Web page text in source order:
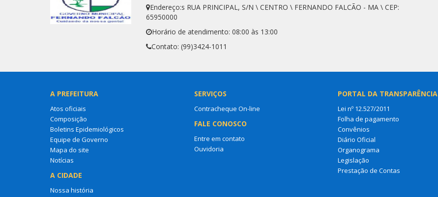
Endereço:s RUA PRINCIPAL, S/N \ CENTRO \ FERNANDO FALCÃO - MA \ CEP:
65950000
Horário de atendimento: 08:00 às 13:00
Contato: (99)3424-1011
A PREFEITURA
Atos oficiais
Composição
Boletins Epidemiológicos
Equipe de Governo
Mapa do site
Notícias
A CIDADE
Nossa história
SERVIÇOS
Contracheque On-line
FALE CONOSCO
Entre em contato
Ouvidoria
PORTAL DA TRANSPARÊNCIA
Lei nº 12.527/2011
Folha de pagamento
Convênios
Diário Oficial
Organograma
Legislação
Prestação de Contas